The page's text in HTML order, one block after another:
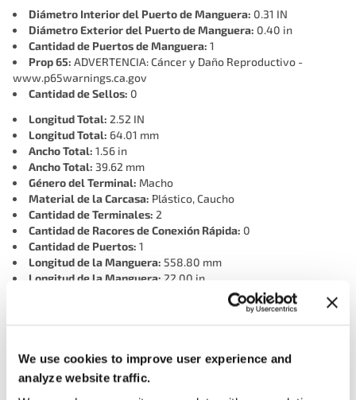
We use cookies to improve user experience and
analyze website traffic.
Diámetro Interior del Puerto de Manguera: 0.31 IN
Diámetro Exterior del Puerto de Manguera: 0.40 in
Cantidad de Puertos de Manguera: 1
Prop 65: ADVERTENCIA: Cáncer y Daño Reproductivo -
www.p65warnings.ca.gov
Cantidad de Sellos: 0
Longitud Total: 2.52 IN
Longitud Total: 64.01 mm
Ancho Total: 1.56 in
Ancho Total: 39.62 mm
Género del Terminal: Macho
Material de la Carcasa: Plástico, Caucho
Cantidad de Terminales: 2
Cantidad de Racores de Conexión Rápida: 0
Cantidad de Puertos: 1
Longitud de la Manguera: 558.80 mm
Longitud de la Manguera: 22.00 in
Cantidad de Orificios de Montaje:0
Forma del Conector:Rectangular
Diámetro Interior de Manguera Conectora: